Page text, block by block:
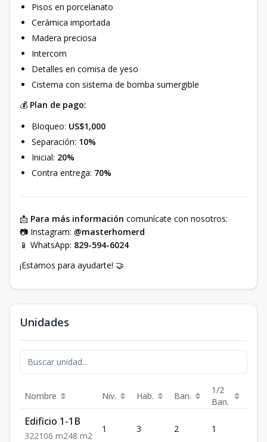
Pisos en porcelanato
Cerámica importada
Madera preciosa
Intercom
Detalles en cornisa de yeso
Cisterna con sistema de bomba sumergible
💰 Plan de pago:
Bloqueo: US$1,000
Separación: 10%
Inicial: 20%
Contra entrega: 70%
📩 Para más información comunícate con nosotros:
📷 Instagram: @masterhomerd
📱 WhatsApp: 829-594-6024
¡Estamos para ayudarte! 🤝
Unidades
Nombre Niv. Hab. Ban.
1/2
Ban.
Edificio 1-1B
322106 m248 m2
1 3 2 1